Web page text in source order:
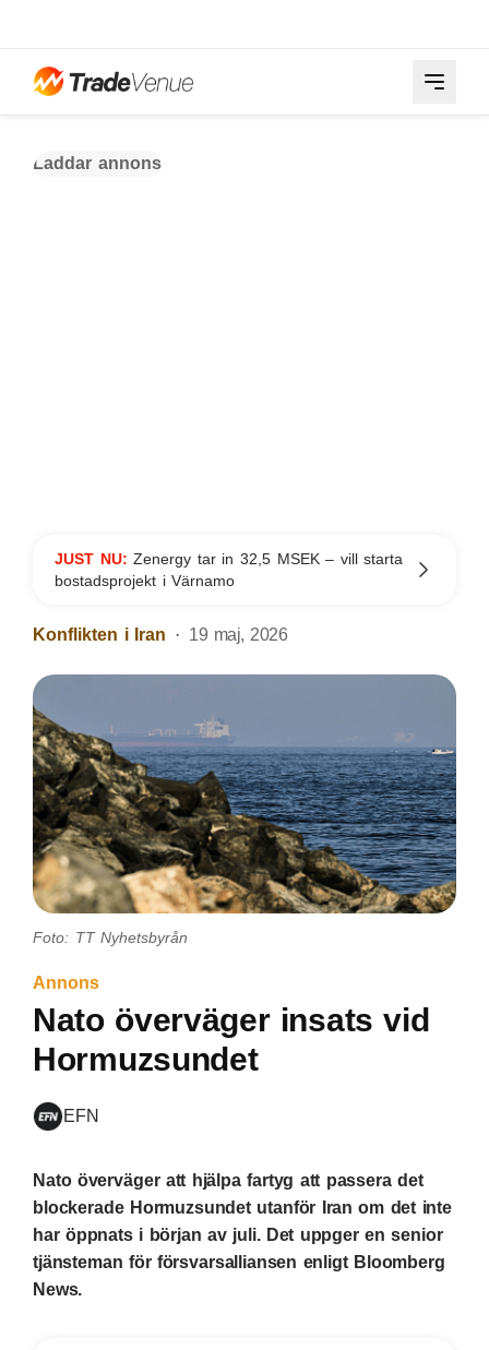
Laddar annons
JUST NU:Zenergy tar in 32,5 MSEK – vill starta
bostadsprojekt i Värnamo
Konflikten i Iran 19 maj, 2026
Foto: TT Nyhetsbyrån
Annons
Nato överväger insats vid
Hormuzsundet
EFN
Nato överväger att hjälpa fartyg att passera det
blockerade Hormuzsundet utanför Iran om det inte
har öppnats i början av juli. Det uppger en senior
tjänsteman för försvarsalliansen enligt Bloomberg
News.